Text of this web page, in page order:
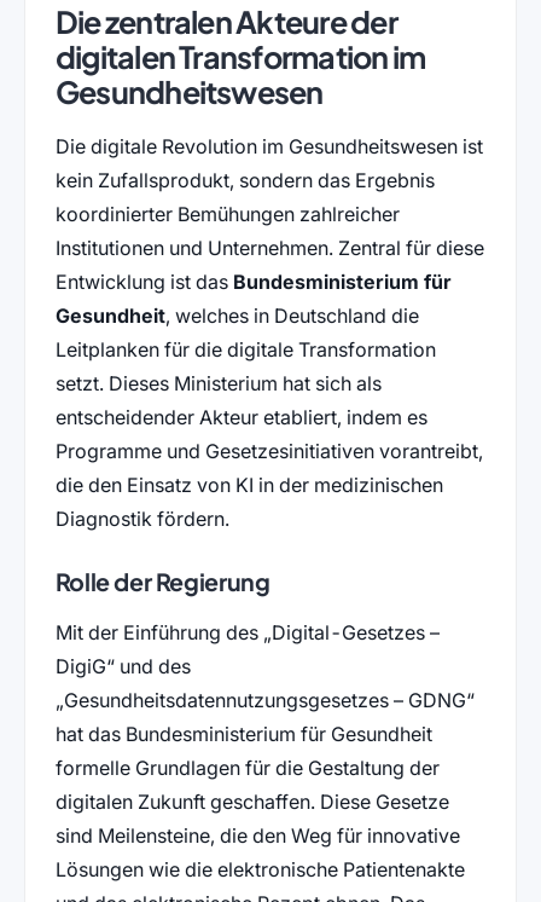
Die zentralen Akteure der
digitalen Transformation im
Gesundheitswesen
Die digitale Revolution im Gesundheitswesen ist
kein Zufallsprodukt, sondern das Ergebnis
koordinierter Bemühungen zahlreicher
Institutionen und Unternehmen. Zentral für diese
Entwicklung ist das Bundesministerium für
Gesundheit, welches in Deutschland die
Leitplanken für die digitale Transformation
setzt. Dieses Ministerium hat sich als
entscheidender Akteur etabliert, indem es
Programme und Gesetzesinitiativen vorantreibt,
die den Einsatz von KI in der medizinischen
Diagnostik fördern.
Rolle der Regierung
Mit der Einführung des „Digital-Gesetzes –
DigiG“ und des
„Gesundheitsdatennutzungsgesetzes – GDNG“
hat das Bundesministerium für Gesundheit
formelle Grundlagen für die Gestaltung der
digitalen Zukunft geschaffen. Diese Gesetze
sind Meilensteine, die den Weg für innovative
Lösungen wie die elektronische Patientenakte